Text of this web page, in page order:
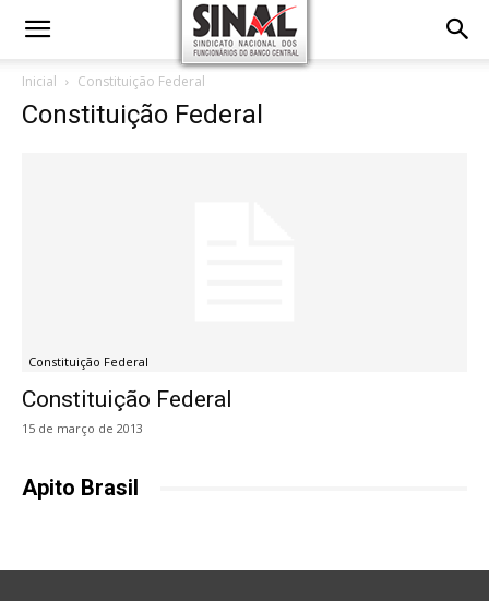
Inicial Constituição Federal
Constituição Federal
Constituição Federal
Constituição Federal
15 de março de 2013
Apito Brasil